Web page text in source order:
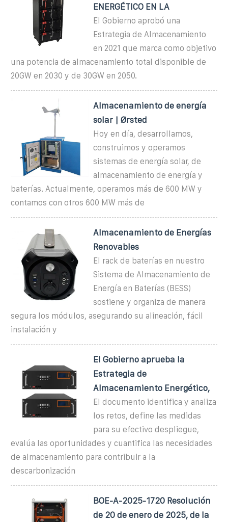
ENERGÉTICO EN LA
El Gobierno aprobó una
Estrategia de Almacenamiento
en 2021 que marca como objetivo
una potencia de almacenamiento total disponible de
20GW en 2030 y de 30GW en 2050.
Almacenamiento de energía
solar | Ørsted
Hoy en día, desarrollamos,
construimos y operamos
sistemas de energía solar, de
almacenamiento de energía y
baterías. Actualmente, operamos más de 600 MW y
contamos con otros 600 MW más de
Almacenamiento de Energías
Renovables
El rack de baterías en nuestro
Sistema de Almacenamiento de
Energía en Baterías (BESS)
sostiene y organiza de manera
segura los módulos, asegurando su alineación, fácil
instalación y
El Gobierno aprueba la
Estrategia de
Almacenamiento Energético,
El documento identifica y analiza
los retos, define las medidas
para su efectivo despliegue,
evalúa las oportunidades y cuantifica las necesidades
de almacenamiento para contribuir a la
descarbonización
BOE-A-2025-1720 Resolución
de 20 de enero de 2025, de la